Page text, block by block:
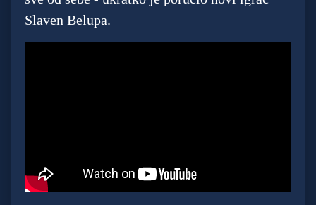
Slaven Belupa.